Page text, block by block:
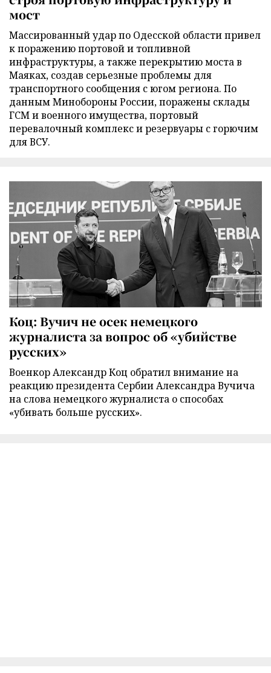
мост
Массированный удар по Одесской области привел
к поражению портовой и топливной
инфраструктуры, а также перекрытию моста в
Маяках, создав серьезные проблемы для
транспортного сообщения с югом региона. По
данным Минобороны России, поражены склады
ГСМ и военного имущества, портовый
перевалочный комплекс и резервуары с горючим
для ВСУ.
Коц: Вучич не осек немецкого
журналиста за вопрос об «убийстве
русских»
Военкор Александр Коц обратил внимание на
реакцию президента Сербии Александра Вучича
на слова немецкого журналиста о способах
«убивать больше русских».